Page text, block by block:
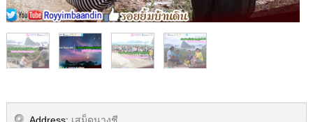
1/4